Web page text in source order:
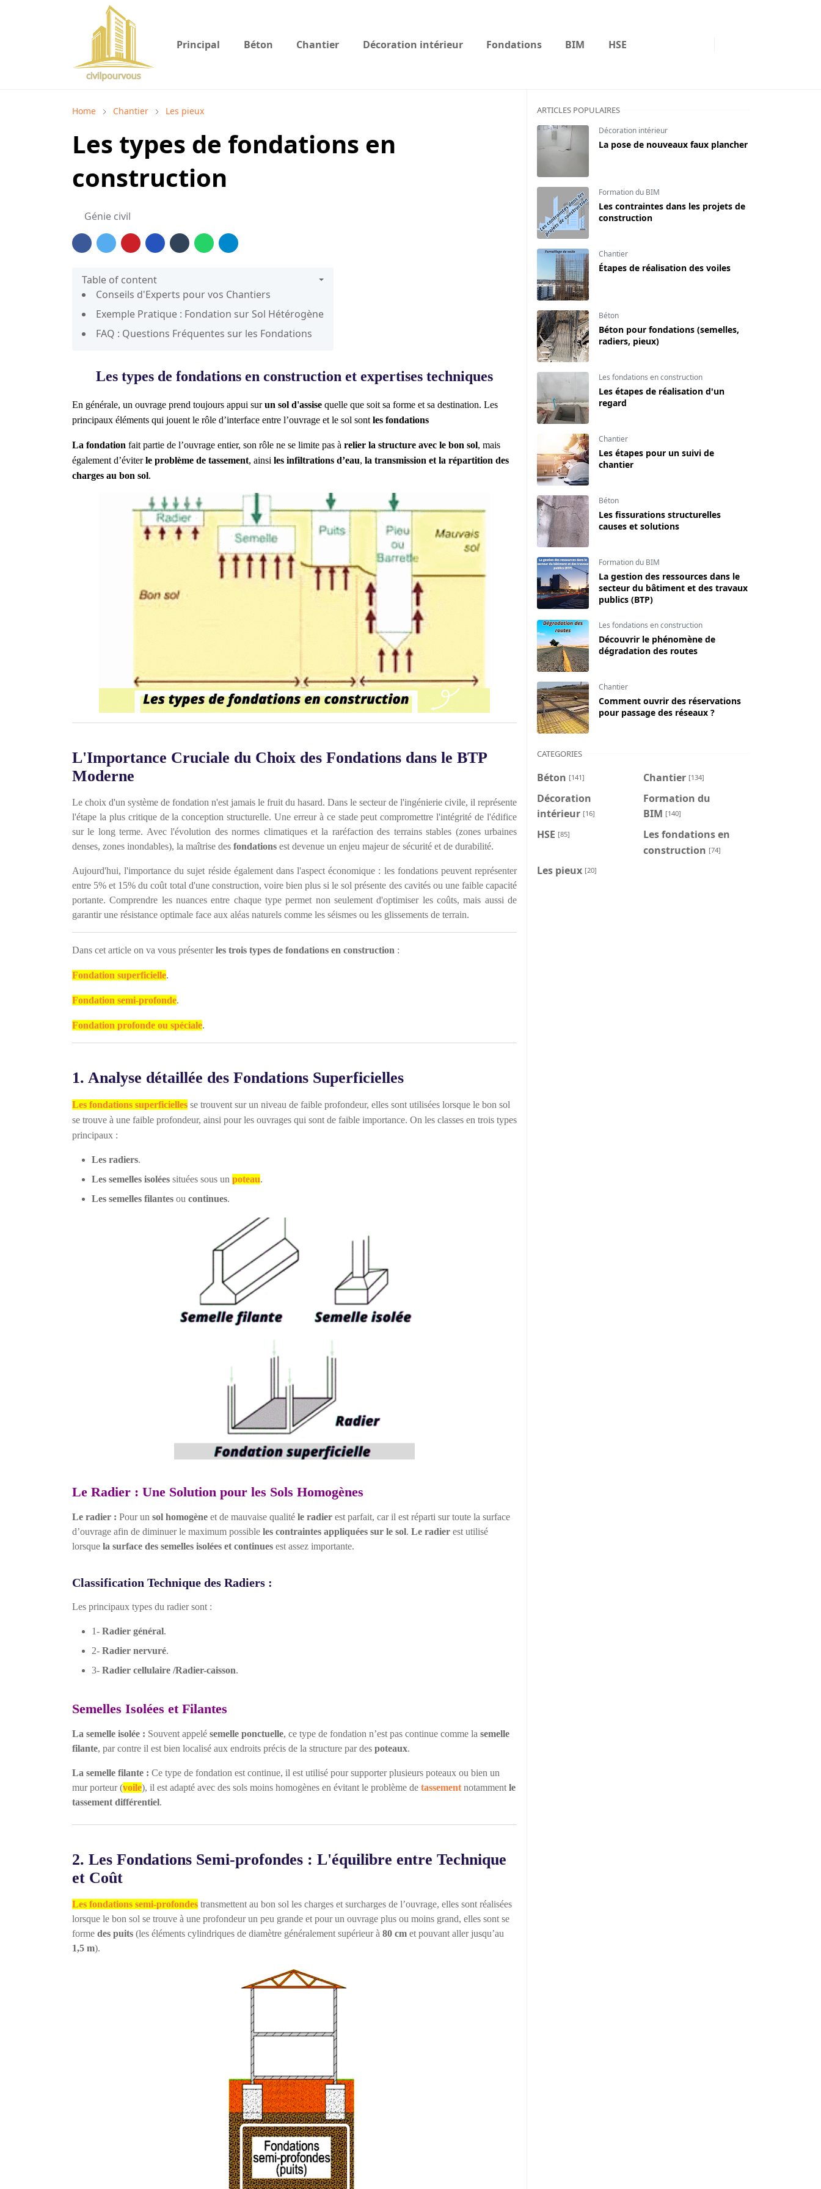
Principal Béton Chantier Décoration intérieur Fondations BIM HSE
Home Chantier Les pieux
Les types de fondations en
construction
Génie civil
Table of content
Conseils d'Experts pour vos Chantiers
Exemple Pratique : Fondation sur Sol Hétérogène
FAQ : Questions Fréquentes sur les Fondations
Les types de fondations en construction et expertises techniques
En générale, un ouvrage prend toujours appui surun sol d'assise quelle que soit sa forme et sa destination. Les
principaux éléments qui jouent le rôle d’interface entre l’ouvrage et le sol sont les fondations
La fondation fait partie de l’ouvrage entier, son rôle ne se limite pas à relier la structure avec le bon sol, mais
également d’éviterle problème de tassement, ainsi les infiltrations d’eau, la transmission et la répartition des
charges au bon sol.
L'Importance Cruciale du Choix des Fondations dans le BTP
Moderne
Le choix d'un système de fondation n'est jamais le fruit du hasard. Dans le secteur de l'ingénierie civile, il représente
l'étape la plus critique de la conception structurelle. Une erreur à ce stade peut compromettre l'intégrité de l'édifice
sur le long terme. Avec l'évolution des normes climatiques et la raréfaction des terrains stables (zones urbaines
denses, zones inondables), la maîtrise des fondations est devenue un enjeu majeur de sécurité et de durabilité.
Aujourd'hui, l'importance du sujet réside également dans l'aspect économique : les fondations peuvent représenter
entre 5% et 15% du coût total d'une construction, voire bien plus si le sol présente des cavités ou une faible capacité
portante. Comprendre les nuances entre chaque type permet non seulement d'optimiser les coûts, mais aussi de
garantir une résistance optimale face aux aléas naturels comme les séismes ou les glissements de terrain.
Dans cet article on va vous présenterles trois types de fondations en construction :
Fondation superficielle.
Fondation semi-profonde.
Fondation profonde ou spéciale.
1. Analyse détaillée des Fondations Superficielles
Les fondations superficielles se trouvent sur un niveau de faible profondeur, elles sont utilisées lorsque le bon sol
se trouve à une faible profondeur, ainsi pour les ouvrages qui sont de faible importance. On les classes en trois types
principaux :
Les radiers.
Les semelles isolées situées sous un poteau.
Les semelles filantes ou continues.
Le Radier : Une Solution pour les Sols Homogènes
Le radier : Pour un sol homogène et de mauvaise qualité le radier est parfait, car il est réparti sur toute la surface
d’ouvrage afin de diminuer le maximum possible les contraintes appliquées sur le sol. Le radier est utilisé
lorsque la surface des semelles isolées et continues est assez importante.
Classification Technique des Radiers :
Les principaux types du radier sont :
1- Radier général.
2- Radier nervuré.
3- Radier cellulaire /Radier-caisson.
Semelles Isolées et Filantes
La semelle isolée : Souvent appelé semelle ponctuelle, ce type de fondation n’est pas continue comme la semelle
filante, par contre il est bien localisé aux endroits précis de la structure par des poteaux.
La semelle filante : Ce type de fondation est continue, il est utilisé pour supporter plusieurs poteaux ou bien un
mur porteur (voile), il est adapté avec des sols moins homogènes en évitant le problème de tassement notamment le
tassement différentiel.
2. Les Fondations Semi-profondes : L'équilibre entre Technique
et Coût
Les fondations semi-profondes transmettent au bon sol les charges et surcharges de l’ouvrage, elles sont réalisées
lorsque le bon sol se trouve à une profondeur un peu grande et pour un ouvrage plus ou moins grand, elles sont se
forme des puits (les éléments cylindriques de diamètre généralement supérieur à 80 cm et pouvant aller jusqu’au
1,5 m).
ARTICLES POPULAIRES
Décoration intérieur
La pose de nouveaux faux plancher
Formation du BIM
Les contraintes dans les projets de
construction
Chantier
Étapes de réalisation des voiles
Béton
Béton pour fondations (semelles,
radiers, pieux)
Les fondations en construction
Les étapes de réalisation d'un
regard
Chantier
Les étapes pour un suivi de
chantier
Béton
Les fissurations structurelles
causes et solutions
Formation du BIM
La gestion des ressources dans le
secteur du bâtiment et des travaux
publics (BTP)
Les fondations en construction
Découvrir le phénomène de
dégradation des routes
Chantier
Comment ouvrir des réservations
pour passage des réseaux ?
CATEGORIES
Béton [141] Chantier [134]
Décoration
intérieur [16]
Formation du
BIM [140]
HSE [85]
Les fondations en
construction [74]
Les pieux [20]